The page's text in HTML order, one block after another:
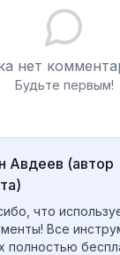
нет
Будьте первым!
Авдеев (автор
что
Все
полностью